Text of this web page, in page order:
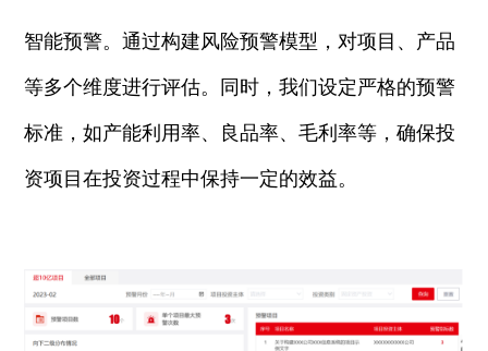
智能预警。通过构建风险预警模型，对项目、产品
等多个维度进行评估。同时，我们设定严格的预警
标准，如产能利用率、良品率、毛利率等，确保投
资项目在投资过程中保持一定的效益。